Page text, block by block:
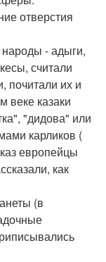
отверстия
- адыги,
считали
их и
казаки
"дидова" или
карликов (
европейцы
как
(в